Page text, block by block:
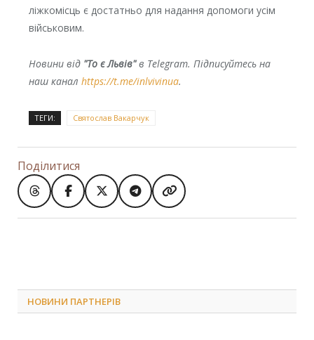
ліжкомісць є достатньо для надання допомоги усім
військовим.
Новини від "То є Львів"в Telegram. Підписуйтесь на
наш канал https://t.me/inlvivinua.
ТЕГИ: Святослав Вакарчук
Поділитися
НОВИНИ ПАРТНЕРІВ